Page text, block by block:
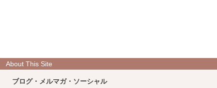
About This Site
ブログ・メルマガ・ソーシャル